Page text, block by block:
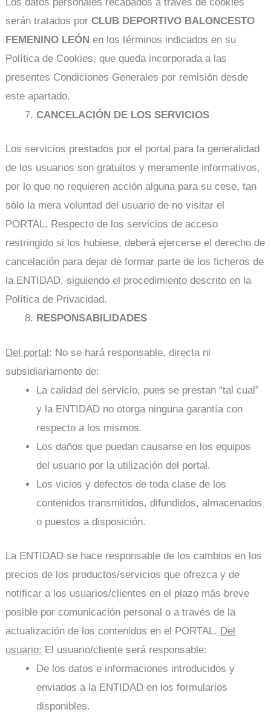
serán tratados porCLUB DEPORTIVO BALONCESTO
FEMENINO LEÓN en los términos indicados en su
Política de Cookies, que queda incorporada a las
presentes Condiciones Generales por remisión desde
este apartado.
CANCELACIÓN DE LOS SERVICIOS
Los servicios prestados por el portal para la generalidad
de los usuarios son gratuitos y meramente informativos,
por lo que no requieren acción alguna para su cese, tan
sólo la mera voluntad del usuario de no visitar el
PORTAL. Respecto de los servicios de acceso
restringido si los hubiese, deberá ejercerse el derecho de
cancelación para dejar de formar parte de los ficheros de
la ENTIDAD, siguiendo el procedimiento descrito en la
Política de Privacidad.
RESPONSABILIDADES
Del portal: No se hará responsable, directa ni
subsidiariamente de:
La calidad del servicio, pues se prestan “tal cual”
y la ENTIDAD no otorga ninguna garantía con
respecto a los mismos.
Los daños que puedan causarse en los equipos
del usuario por la utilización del portal.
Los vicios y defectos de toda clase de los
contenidos transmitidos, difundidos, almacenados
o puestos a disposición.
La ENTIDAD se hace responsable de los cambios en los
precios de los productos/servicios que ofrezca y de
notificar a los usuarios/clientes en el plazo más breve
posible por comunicación personal o a través de la
actualización de los contenidos en el PORTAL. Del
usuario: El usuario/cliente será responsable:
De los datos e informaciones introducidos y
enviados a la ENTIDAD en los formularios
disponibles.